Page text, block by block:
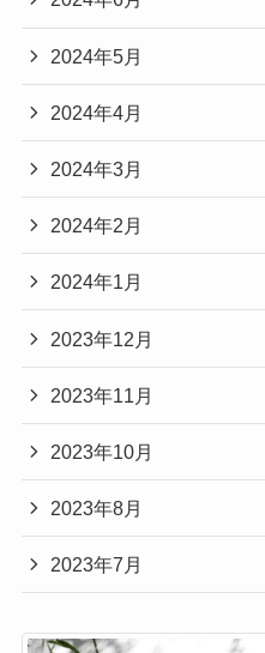
2024年5月
2024年4月
2024年3月
2024年2月
2024年1月
2023年12月
2023年11月
2023年10月
2023年8月
2023年7月